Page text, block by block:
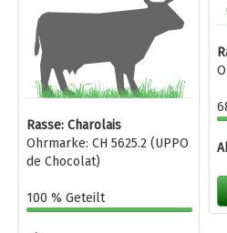
Rasse: Charolais
Ohrmarke: CH 5625.2 (UPPO
de Chocolat)
100 % Geteilt